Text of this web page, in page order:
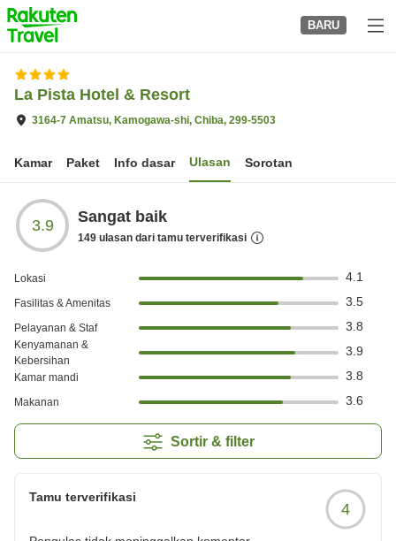
to
top
page
BARU
La Pista Hotel & Resort
3164-7 Amatsu, Kamogawa-shi, Chiba, 299-5503
Kamar Paket Info dasar Ulasan Sorotan
3.9 Sangat baik
149 ulasan dari tamu terverifikasi
Lokasi 4.1
Fasilitas & Amenitas 3.5
Pelayanan & Staf 3.8
Kenyamanan &
Kebersihan
3.9
Kamar mandi 3.8
Makanan 3.6
Sortir & filter
Tamu terverifikasi
4